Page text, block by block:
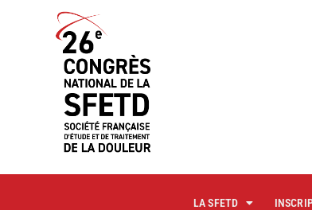
LA SFETD